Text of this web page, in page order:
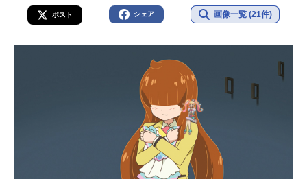
ポスト シェア 画像一覧 (21件)